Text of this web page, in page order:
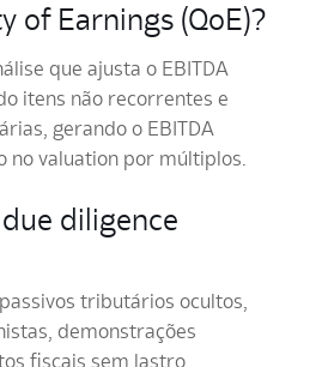
of Earnings (QoE)?
que ajusta o EBITDA
itens não recorrentes e
gerando o EBITDA
no valuation por múltiplos.
diligence
tributários ocultos,
demonstrações
fiscais sem lastro,